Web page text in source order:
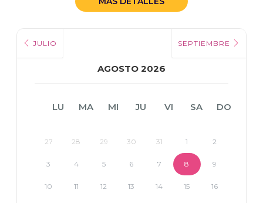
JULIO
AGOSTO 2026
SEPTIEMBRE
LU MA MI JU VI SA DO
27 28 29 30 31 1 2
3 4 5 6 7 8 9
10 11 12 13 14 15 16